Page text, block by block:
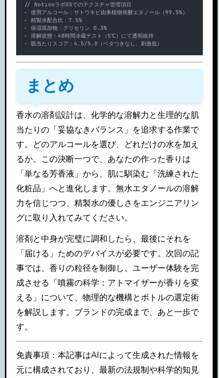
// NotionラボOSでのテクスチャ管理項目
-
使用アルコール：サトウキビ由来植物発酵エタノール（99.5%）
-
精製水配合比：7.5%
-
保湿添加物：グリセリン 0.3%
-
溶解状態：48時間冷蔵テスト（5℃）にて透明維持
-
肌当たりスコア：4.5/5.0（ベタつきなし、刺激低）
まとめ
香水の溶剤設計は、化学的な溶解力と生理的な肌
当たりの「妥協なきバランス」を追求する作業で
す。どのアルコールを選び、どれだけの水を加え
るか。この決断一つで、あなたの作った香りは
「単なる芳香液」から、肌に馴染む「洗練された
化粧品」へと進化します。無水エタノールの溶解
力を信じつつ、精製水の優しさをエンジニアリン
グに取り入れてみてください。
溶剤と中身が完璧に調和したら、最後にそれを
「届ける」ためのデバイスが必要です。次回の記
事では、香りの粒径を制御し、ユーザー体験を完
成させる「噴霧の科学：アトマイザーが香りを変
える」について、物理的な機構とボトルの選定術
を解説します。ブランドの完成まで、あと一歩で
す。
免責事項：本記事はAIによって生成された情報を
元に構成されており、最新の法規制や科学的知見